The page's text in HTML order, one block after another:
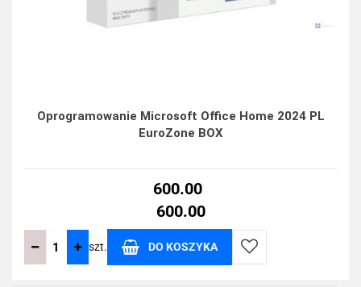
Oprogramowanie Microsoft Office Home 2024 PL
EuroZone BOX
600.00
600.00
szt. DO KOSZYKA
Do